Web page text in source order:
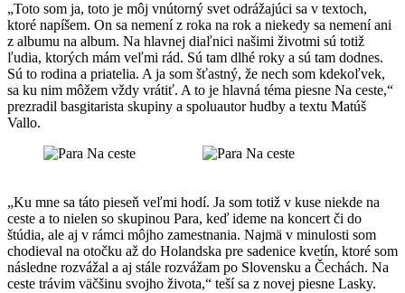
„Toto som ja, toto je môj vnútorný svet odrážajúci sa v textoch,
ktoré napíšem. On sa nemení z roka na rok a niekedy sa nemení ani
z albumu na album. Na hlavnej diaľnici našimi životmi sú totiž
ľudia, ktorých mám veľmi rád. Sú tam dlhé roky a sú tam dodnes.
Sú to rodina a priatelia. A ja som šťastný, že nech som kdekoľvek,
sa ku nim môžem vždy vrátiť. A to je hlavná téma piesne Na ceste,“
prezradil basgitarista skupiny a spoluautor hudby a textu Matúš
Vallo.
„Ku mne sa táto pieseň veľmi hodí. Ja som totiž v kuse niekde na
ceste a to nielen so skupinou Para, keď ideme na koncert či do
štúdia, ale aj v rámci môjho zamestnania. Najmä v minulosti som
chodieval na otočku až do Holandska pre sadenice kvetín, ktoré som
následne rozvážal a aj stále rozvážam po Slovensku a Čechách. Na
ceste trávim väčšinu svojho života,“ teší sa z novej piesne Lasky.